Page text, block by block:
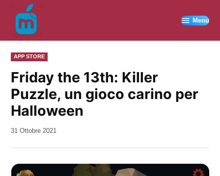
contenuto
Menu
PUBBLICATO
IN
APP STORE
Friday the 13th: Killer
Puzzle, un gioco carino per
Halloween
da
31 Ottobre 2021